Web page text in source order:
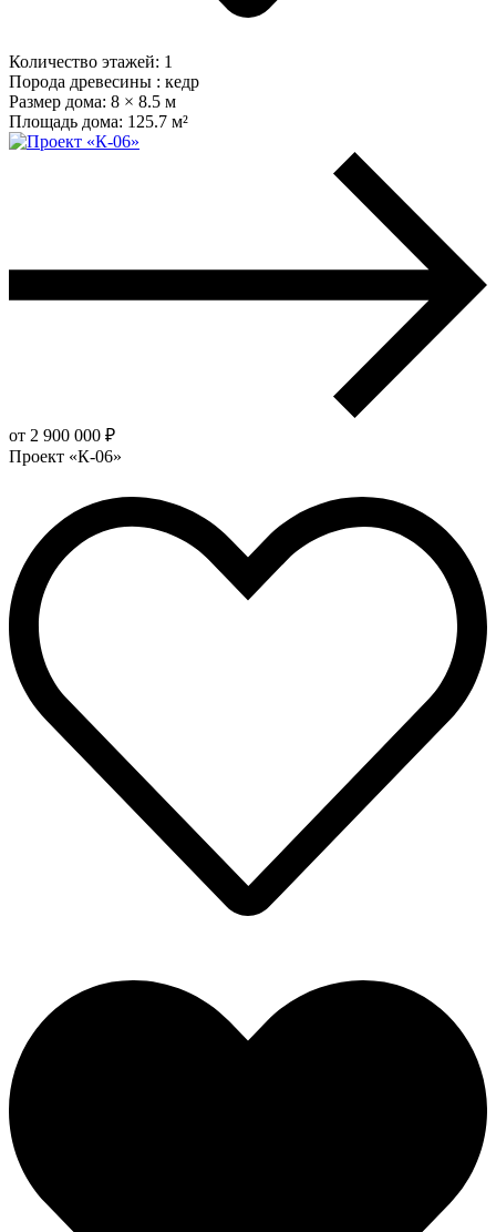
Количество этажей: 1
Порода древесины : кедр
Размер дома: 8 × 8.5 м
Площадь дома: 125.7 м²
от 2 900 000 ₽
Проект «К-06»